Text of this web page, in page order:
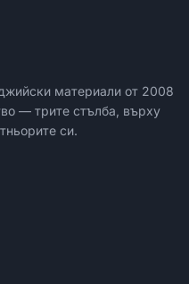
материали от 2008
— трите стълба, върху
си.